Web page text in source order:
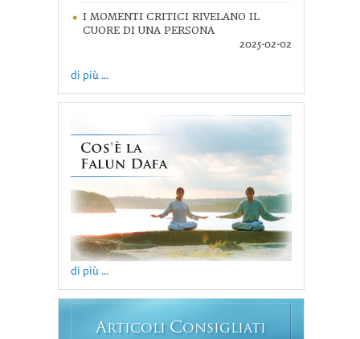
I MOMENTI CRITICI RIVELANO IL
CUORE DI UNA PERSONA
2025-02-02
di più ...
di più ...
ARTICOLI CONSIGLIATI